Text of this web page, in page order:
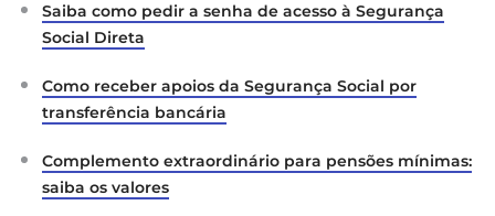
Saiba como pedir a senha de acesso à Segurança
Social Direta
Como receber apoios da Segurança Social por
transferência bancária
Complemento extraordinário para pensões mínimas:
saiba os valores